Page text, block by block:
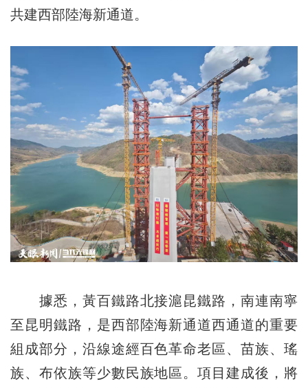
共建西部陸海新通道。
據悉，黃百鐵路北接滬昆鐵路，南連南寧
至昆明鐵路，是西部陸海新通道西通道的重要
組成部分，沿線途經百色革命老區、苗族、瑤
族、布依族等少數民族地區。項目建成後，將